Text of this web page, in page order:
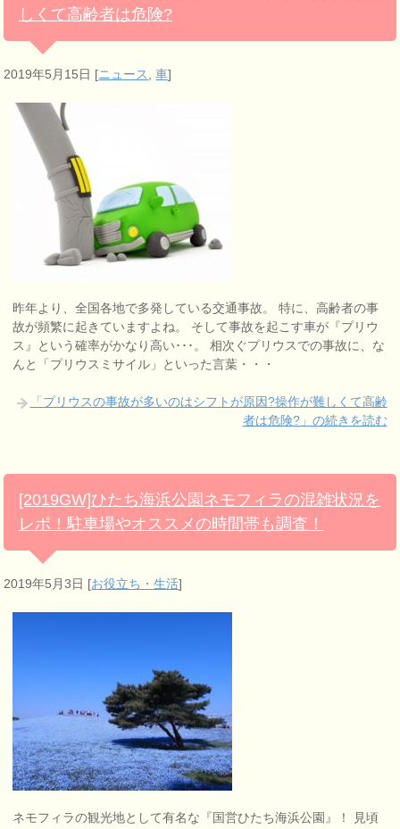
しくて高齢者は危険?
2019年5月15日 [ニュース ,車]
昨年より、全国各地で多発している交通事故。 特に、高齢者の事
故が頻繁に起きていますよね。 そして事故を起こす車が『プリウ
ス』という確率がかなり高い･･･。 相次ぐプリウスでの事故に、な
んと「プリウスミサイル」といった言葉・・・
「プリウスの事故が多いのはシフトが原因?操作が難しくて高齢
者は危険?」の続きを読む
[2019GW]ひたち海浜公園ネモフィラの混雑状況を
レポ！駐車場やオススメの時間帯も調査！
2019年5月3日 [お役立ち・生活]
ネモフィラの観光地として有名な『国営ひたち海浜公園』！ 見頃